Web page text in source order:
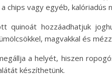
chips vagy egyéb, kalóriadús
quinoát hozzáadhatjuk
magvakkal és
a helyét, hiszen
készíthetünk.